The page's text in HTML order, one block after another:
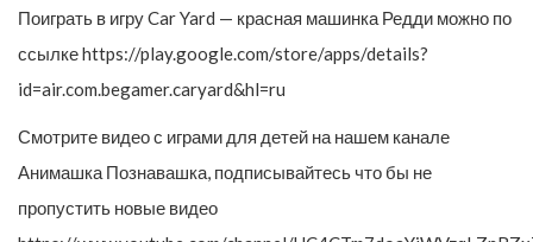
Поиграть в игру Car Yard — красная машинка Редди можно по
ссылке https://play.google.com/store/apps/details?
id=air.com.begamer.caryard&hl=ru
Смотрите видео с играми для детей на нашем канале
Анимашка Познавашка, подписывайтесь что бы не
пропустить новые видео